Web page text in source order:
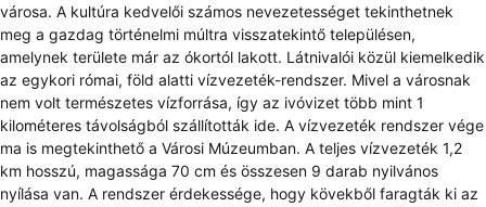
városa. A kultúra kedvelői számos nevezetességet tekinthetnek
meg a gazdag történelmi múltra visszatekintő településen,
amelynek területe már az ókortól lakott. Látnivalói közül kiemelkedik
az egykori római, föld alatti vízvezeték-rendszer. Mivel a városnak
nem volt természetes vízforrása, így az ivóvizet több mint 1
kilométeres távolságból szállították ide. A vízvezeték rendszer vége
ma is megtekinthető a Városi Múzeumban. A teljes vízvezeték 1,2
km hosszú, magassága 70 cm és összesen 9 darab nyilvános
nyílása van. A rendszer érdekessége, hogy kövekből faragták ki az